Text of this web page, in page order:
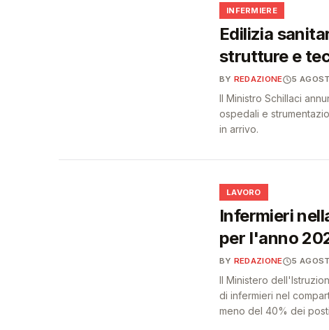
INFERMIERE
Edilizia
strutture e
BY REDAZIONE 5
Il Ministro Schillaci
ospedali e
in arrivo.
LAVORO
Infermieri
per l'anno
BY REDAZIONE 5
Il Ministero
di infermieri nel
meno del 40% dei